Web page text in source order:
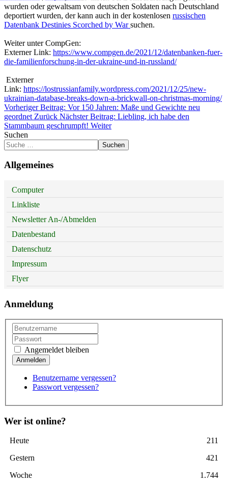
wurden oder gewaltsam von deutschen Soldaten nach Deutschland
deportiert wurden, der kann auch in der kostenlosen russischen
Datenbank Destinies Scorched by Warsuchen.
Weiter unter CompGen:
Externer Link: https://www.compgen.de/2021/12/datenbanken-fuer-
die-familienforschung-in-der-ukraine-und-in-russland/
Externer
Link: https://lostrussianfamily.wordpress.com/2021/12/25/new-
ukrainian-database-breaks-down-a-brickwall-on-christmas-morning/
Vorheriger Beitrag: Vor 150 Jahren: Maße und Gewichte neu
geordnet Zurück Nächster Beitrag: Liebling, ich habe den
Stammbaum geschrumpft! Weiter
Suchen
Suchen
Allgemeines
Computer
Linkliste
Newsletter An-/Abmelden
Datenbestand
Datenschutz
Impressum
Flyer
Anmeldung
Angemeldet bleiben
Benutzername vergessen?
Passwort vergessen?
Wer ist online?
Heute
211
Gestern
421
Woche
1.744